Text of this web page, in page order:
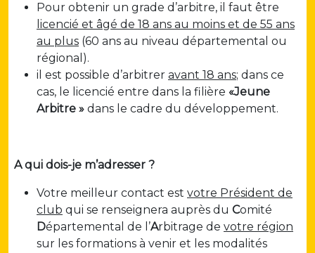
Pour obtenir un grade d’arbitre, il faut être
licencié et âgé de 18 ans au moins et de 55 ans
au plus (60 ans au niveau départemental ou
régional).
il est possible d’arbitrer avant 18 ans; dans ce
cas, le licencié entre dans la filière «Jeune
Arbitre » dans le cadre du développement.
A qui dois-je m’adresser ?
Votre meilleur contact est votre Président de
club qui se renseignera auprès du Comité
Départemental de l’Arbitrage de votre région
sur les formations à venir et les modalités